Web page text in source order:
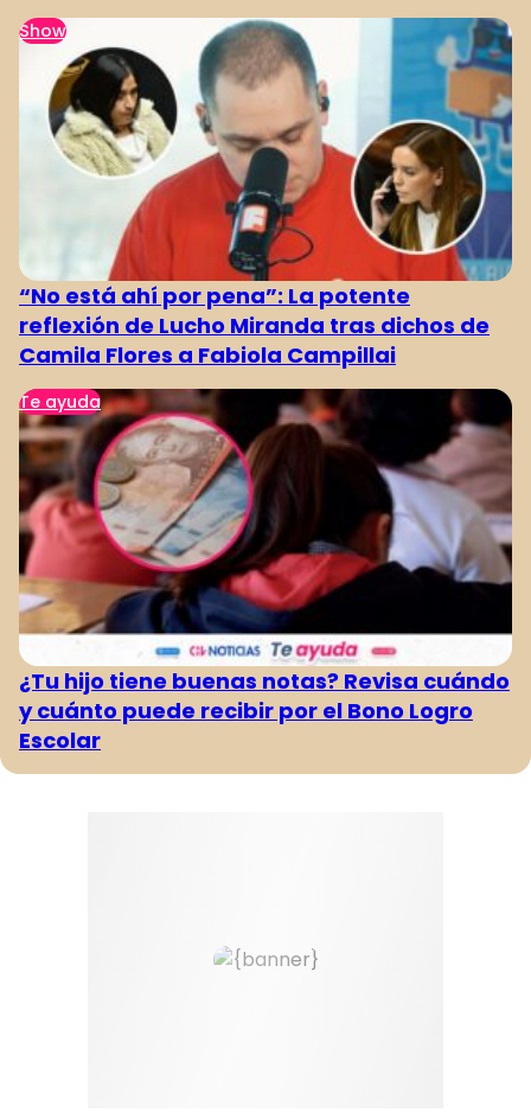
Show
“No está ahí por pena”: La potente
reflexión de Lucho Miranda tras dichos de
Camila Flores a Fabiola Campillai
Te ayuda
¿Tu hijo tiene buenas notas? Revisa cuándo
y cuánto puede recibir por el Bono Logro
Escolar